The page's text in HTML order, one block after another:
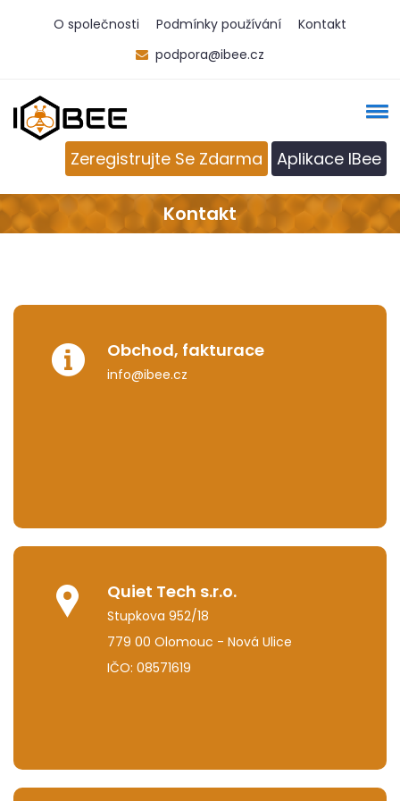
O společnosti Podmínky používání
Kontakt
podpora@ibee.cz
Zeregistrujte Se Zdarma Aplikace IBee
Kontakt
Obchod, fakturace
info@ibee.cz
Quiet Tech s.r.o.
Stupkova 952/18
779 00 Olomouc - Nová Ulice
IČO: 08571619